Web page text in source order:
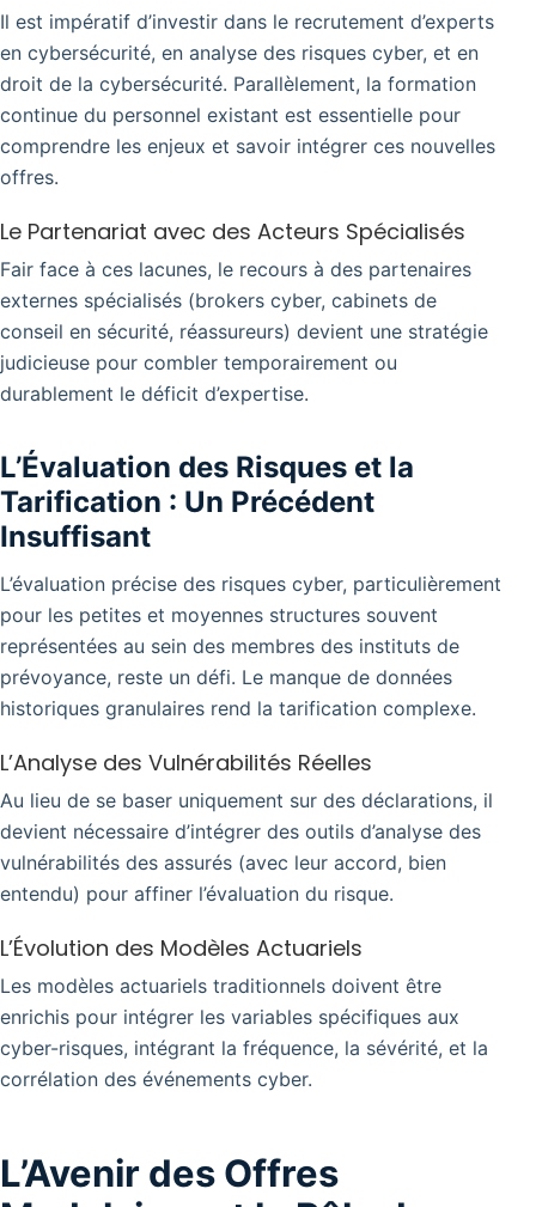
Il est impératif d’investir dans le recrutement d’experts
en cybersécurité, en analyse des risques cyber, et en
droit de la cybersécurité. Parallèlement, la formation
continue du personnel existant est essentielle pour
comprendre les enjeux et savoir intégrer ces nouvelles
offres.
Le Partenariat avec des Acteurs Spécialisés
Fair face à ces lacunes, le recours à des partenaires
externes spécialisés (brokers cyber, cabinets de
conseil en sécurité, réassureurs) devient une stratégie
judicieuse pour combler temporairement ou
durablement le déficit d’expertise.
L’Évaluation des Risques et la
Tarification : Un Précédent
Insuffisant
L’évaluation précise des risques cyber, particulièrement
pour les petites et moyennes structures souvent
représentées au sein des membres des instituts de
prévoyance, reste un défi. Le manque de données
historiques granulaires rend la tarification complexe.
L’Analyse des Vulnérabilités Réelles
Au lieu de se baser uniquement sur des déclarations, il
devient nécessaire d’intégrer des outils d’analyse des
vulnérabilités des assurés (avec leur accord, bien
entendu) pour affiner l’évaluation du risque.
L’Évolution des Modèles Actuariels
Les modèles actuariels traditionnels doivent être
enrichis pour intégrer les variables spécifiques aux
cyber-risques, intégrant la fréquence, la sévérité, et la
corrélation des événements cyber.
L’Avenir des Offres